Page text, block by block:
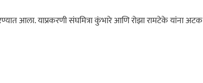
आला. याप्रकरणी संघमित्रा कुंभारे आणि रोझा रामटेके यांना अटक